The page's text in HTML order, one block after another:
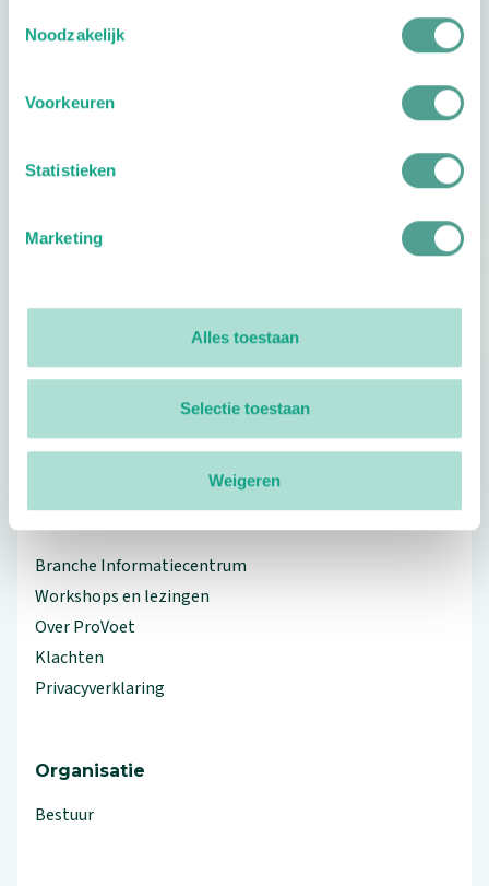
Noodzakelijk
Voorkeuren
Statistieken
Marketing
Alles toestaan
Selectie toestaan
Weigeren
Openingstijden
Footer
Volg ProVoet
linkedin(Let op uitgaande link)
facebook(Let op uitgaande link)
twitter(Let op uitgaande link)
instagram(Let op uitgaande link)
Branche Informatiecentrum
Workshops en lezingen
Over ProVoet
Klachten
Privacyverklaring
Organisatie
Bestuur